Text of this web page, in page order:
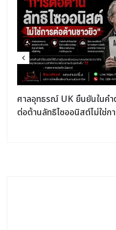
ศาลอุทธรณ์ UK ยืนยันในค
ต่อต้านลัทธิไซออนิสต์ไม่ใช่ก